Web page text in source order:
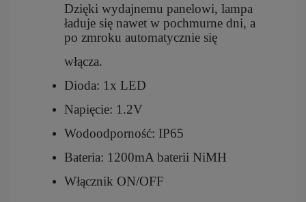
Dzięki wydajnemu panelowi, lampa
ładuje się nawet w pochmurne dni, a
po zmroku automatycznie się
włącza.
Dioda: 1x LED
Napięcie: 1.2V
Wodoodporność: IP65
Bateria: 1200mA baterii NiMH
Włącznik ON/OFF